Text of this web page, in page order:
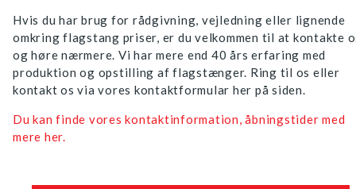
Hvis du har brug for rådgivning, vejledning eller lignende
omkring flagstang priser, er du velkommen til at kontakte
og høre nærmere. Vi har mere end 40 års erfaring med
produktion og opstilling af flagstænger. Ring til os eller
kontakt os via vores kontaktformular her på siden.
Du kan finde vores kontaktinformation, åbningstider med
mere her.